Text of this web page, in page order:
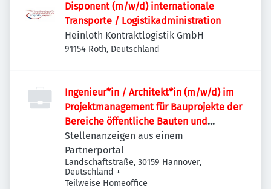
Disponent (m/w/d) internationale
Transporte / Logistikadministration
Heinloth Kontraktlogistik GmbH
91154 Roth, Deutschland
Ingenieur*in / Architekt*in (m/w/d) im
Projektmanagement für Bauprojekte der
Bereiche öffentliche Bauten und
Industriebauten / Infrastruktur
Stellenanzeigen aus einem
Partnerportal
Landschaftstraße, 30159 Hannover,
Deutschland +
Teilweise Homeoffice